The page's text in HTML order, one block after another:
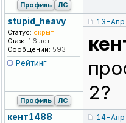
Профиль ЛС
stupid_heavy
Статус: скрыт
Стаж: 16 лет
Сообщений: 593
Рейтинг
13-
2?
Профиль ЛС
кент1488 14-